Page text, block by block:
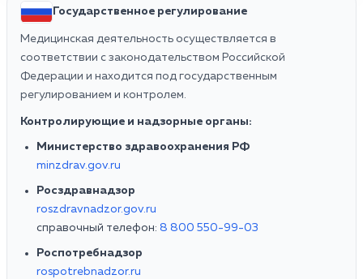
Государственное регулирование
Медицинская деятельность осуществляется в
соответствии с законодательством Российской
Федерации и находится под государственным
регулированием и контролем.
Контролирующие и надзорные органы:
Министерство здравоохранения РФ
minzdrav.gov.ru
Росздравнадзор
roszdravnadzor.gov.ru
справочный телефон: 8 800 550-99-03
Роспотребнадзор
rospotrebnadzor.ru